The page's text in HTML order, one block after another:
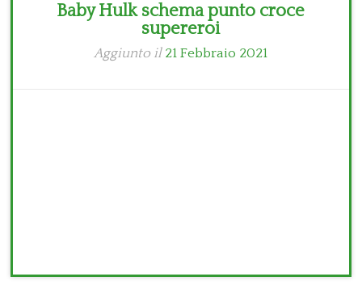
Baby Hulk schema punto croce
supereroi
Aggiunto il 21 Febbraio 2021